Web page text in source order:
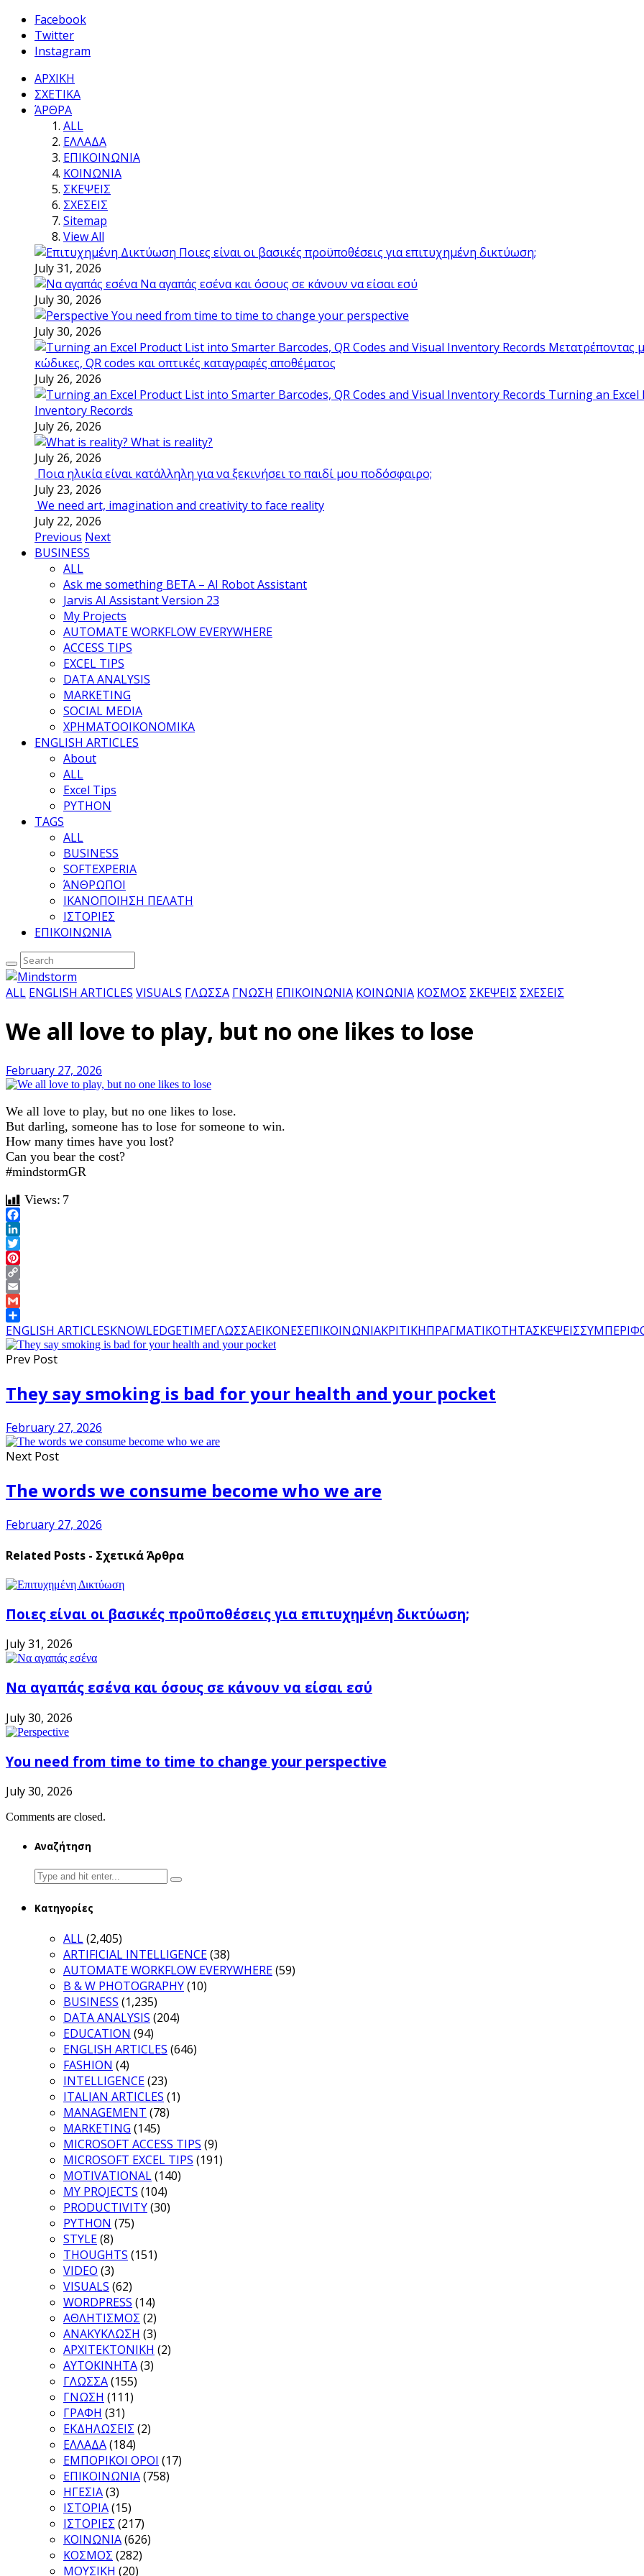
Facebook
Twitter
Instagram
ΑΡΧΙΚΗ
ΣΧΕΤΙΚΑ
ΆΡΘΡΑ
ALL
ΕΛΛΑΔΑ
ΕΠΙΚΟΙΝΩΝΙΑ
ΚΟΙΝΩΝΙΑ
ΣΚΕΨΕΙΣ
ΣΧΕΣΕΙΣ
Sitemap
View All
Ποιες είναι οι βασικές προϋποθέσεις για επιτυχημένη δικτύωση;
July 31, 2026
Να αγαπάς εσένα και όσους σε κάνουν να είσαι εσύ
July 30, 2026
You need from time to time to change your perspective
July 30, 2026
Μετατρέποντας
κώδικες, QR codes και οπτικές καταγραφές αποθέματος
July 26, 2026
Turning an Excel
Inventory Records
July 26, 2026
What is reality?
July 26, 2026
Ποια ηλικία είναι κατάλληλη για να ξεκινήσει το παιδί μου ποδόσφαιρο;
July 23, 2026
We need art, imagination and creativity to face reality
July 22, 2026
Previous Next
BUSINESS
ALL
Ask me something BETA – AI Robot Assistant
Jarvis AI Assistant Version 23
My Projects
AUTOMATE WORKFLOW EVERYWHERE
ACCESS TIPS
EXCEL TIPS
DATA ANALYSIS
MARKETING
SOCIAL MEDIA
ΧΡΗΜΑΤΟΟΙΚΟΝΟΜΙΚΑ
ENGLISH ARTICLES
About
ALL
Excel Tips
PYTHON
TAGS
ALL
BUSINESS
SOFTEXPERIA
ΆΝΘΡΩΠΟΙ
ΙΚΑΝΟΠΟΙΗΣΗ ΠΕΛΑΤΗ
ΙΣΤΟΡΙΕΣ
ΕΠΙΚΟΙΝΩΝΙΑ
ALL ENGLISH ARTICLES VISUALS ΓΛΩΣΣΑ ΓΝΩΣΗ ΕΠΙΚΟΙΝΩΝΙΑ ΚΟΙΝΩΝΙΑ ΚΟΣΜΟΣ ΣΚΕΨΕΙΣ ΣΧΕΣΕΙΣ
We all love to play, but no one likes to lose
February 27, 2026
We all love to play, but no one likes to lose.
But darling, someone has to lose for someone to win.
How many times have you lost?
Can you bear the cost?
#mindstormGR
Views: 7
Facebook
LinkedIn
Twitter
Pinterest
Copy
Link
Email
Gmail
Share
ENGLISH ARTICLESKNOWLEDGETIMEΓΛΩΣΣΑΕΙΚΟΝΕΣΕΠΙΚΟΙΝΩΝΙΑΚΡΙΤΙΚΗΠΡΑΓΜΑΤΙΚΟΤΗΤΑΣΚΕΨΕΙΣ
Prev Post
They say smoking is bad for your health and your pocket
February 27, 2026
Next Post
The words we consume become who we are
February 27, 2026
Related Posts - Σχετικά Άρθρα
Ποιες είναι οι βασικές προϋποθέσεις για επιτυχημένη δικτύωση;
July 31, 2026
Να αγαπάς εσένα και όσους σε κάνουν να είσαι εσύ
July 30, 2026
You need from time to time to change your perspective
July 30, 2026
Comments are closed.
Αναζήτηση
Search
for:
Κατηγορίες
ALL(2,405)
ARTIFICIAL INTELLIGENCE(38)
AUTOMATE WORKFLOW EVERYWHERE(59)
B & W PHOTOGRAPHY(10)
BUSINESS (1,235)
DATA ANALYSIS (204)
EDUCATION (94)
ENGLISH ARTICLES (646)
FASHION (4)
INTELLIGENCE(23)
ITALIAN ARTICLES (1)
MANAGEMENT (78)
MARKETING (145)
MICROSOFT ACCESS TIPS (9)
MICROSOFT EXCEL TIPS (191)
MOTIVATIONAL(140)
MY PROJECTS (104)
PRODUCTIVITY(30)
PYTHON (75)
STYLE(8)
THOUGHTS (151)
VIDEO (3)
VISUALS (62)
WORDPRESS (14)
ΑΘΛΗΤΙΣΜΟΣ (2)
ΑΝΑΚΥΚΛΩΣΗ (3)
ΑΡΧΙΤΕΚΤΟΝΙΚΗ (2)
ΑΥΤΟΚΙΝΗΤΑ(3)
ΓΛΩΣΣΑ(155)
ΓΝΩΣΗ (111)
ΓΡΑΦΗ (31)
ΕΚΔΗΛΩΣΕΙΣ (2)
ΕΛΛΑΔΑ(184)
ΕΜΠΟΡΙΚΟΙ ΟΡΟΙ (17)
ΕΠΙΚΟΙΝΩΝΙΑ(758)
ΗΓΕΣΙΑ(3)
ΙΣΤΟΡΙΑ(15)
ΙΣΤΟΡΙΕΣ (217)
ΚΟΙΝΩΝΙΑ(626)
ΚΟΣΜΟΣ (282)
ΜΟΥΣΙΚΗ (20)